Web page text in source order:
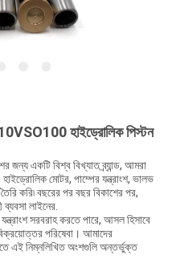
হাইড্রোলিক পিস্টন
জন্য একটি বিশ্ব বিখ্যাত ব্র্যান্ড, আমরা
মোটর, পাম্পের যন্ত্রাংশ, ভালভ
করি৷ বছরের পর বছর বিকাশের পর,
ব্যবসা লাইনের.
সরবরাহ করতে পারে, আসল হিসাবে
পরিষেবা। আমাদের
এই নিম্নলিখিত অংশগুলি অন্তর্ভুক্ত